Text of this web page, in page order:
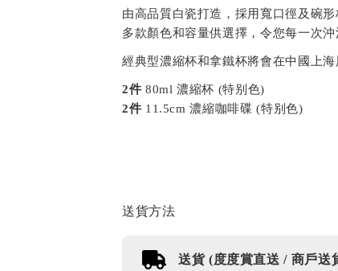
由高品質白瓷打造，採用寬口徑及碗
多款顏色和容量供選擇，令您每一次沖
經典型濃縮杯和拿鐵杯將會在中國上
2件 80ml 濃縮杯 (特别色)
2件 11.5cm 濃縮咖啡碟 (特别色)
送貨方法
送貨 (度度賞直送 / 商戶送